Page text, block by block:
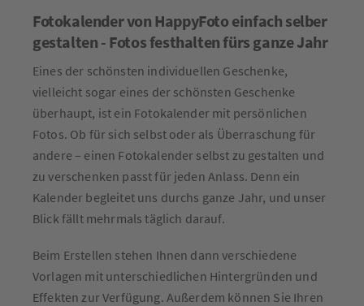
Fotokalender von HappyFoto einfach selber
gestalten - Fotos festhalten fürs ganze Jahr
Eines der schönsten individuellen Geschenke,
vielleicht sogar eines der schönsten Geschenke
überhaupt, ist ein Fotokalender mit persönlichen
Fotos. Ob für sich selbst oder als Überraschung für
andere – einen Fotokalender selbst zu gestalten und
zu verschenken passt für jeden Anlass. Denn ein
Kalender begleitet uns durchs ganze Jahr, und unser
Blick fällt mehrmals täglich darauf.
Beim Erstellen stehen Ihnen dann verschiedene
Vorlagen mit unterschiedlichen Hintergründen und
Effekten zur Verfügung. Außerdem können Sie Ihren